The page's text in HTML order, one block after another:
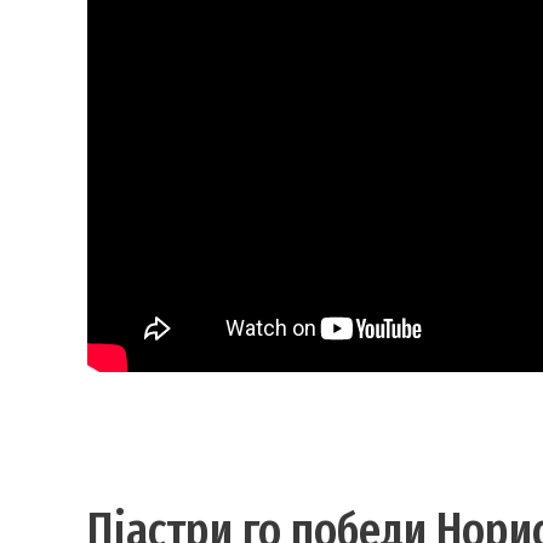
Пјастри го победи